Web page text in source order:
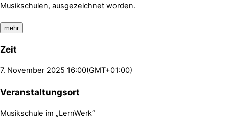
Musikschulen, ausgezeichnet worden.
mehr
Zeit
7. November 2025 16:00(GMT+01:00)
Veranstaltungsort
Musikschule im „LernWerk“